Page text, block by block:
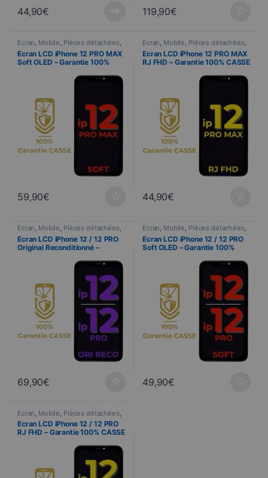
44,90€ 119,90€
Ecran, Mobile, Pièces détachées,
Telefonia
Ecran LCD iPhone 12 PRO MAX
Soft OLED – Garantie 100%
59,90€
Ecran, Mobile, Pièces détachées,
Telefonia
Ecran LCD iPhone 12 PRO MAX
RJ FHD – Garantie 100% CASSE
44,90€
Ecran, Mobile, Pièces détachées,
Telefonia
Ecran LCD iPhone 12 / 12 PRO
Original Reconditionné –
69,90€
Ecran, Mobile, Pièces détachées,
Telefonia
Ecran LCD iPhone 12 / 12 PRO
Soft OLED – Garantie 100%
49,90€
Ecran Mobile Pièces détachées
Telefonia
Ecran LCD iPhone 12 / 12 PRO
RJ FHD – Garantie 100% CASSE